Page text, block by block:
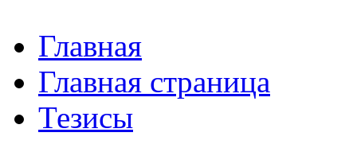
Главная
Главная страница
Тезисы